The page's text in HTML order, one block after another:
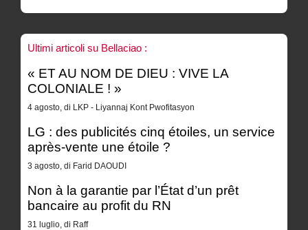
Ultimi articoli su Bellaciao :
« ET AU NOM DE DIEU : VIVE LA
COLONIALE ! »
4 agosto, di LKP - Liyannaj Kont Pwofitasyon
LG : des publicités cinq étoiles, un service
après-vente une étoile ?
3 agosto, di Farid DAOUDI
Non à la garantie par l’État d’un prêt
bancaire au profit du RN
31 luglio, di Raff